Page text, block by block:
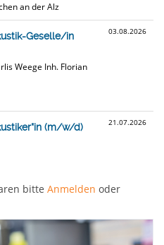
an der Alz
03.08.2026
Geselle/in
Weege Inh. Florian
21.07.2026
(m/w/d)
bitte Anmelden oder